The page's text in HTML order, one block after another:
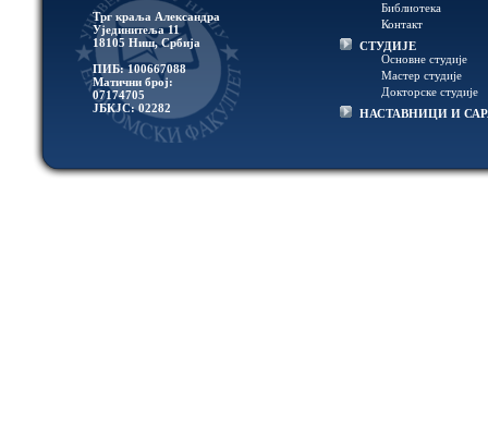
Трг краља Александра
Ујединитеља 11
18105 Ниш, Србија
ПИБ: 100667088
Матични број:
07174705
ЈБКЈС: 02282
Библиотека
Контакт
СТУДИЈЕ
Основне студије
Мастер студије
Докторске студије
НАСТАВНИЦИ И